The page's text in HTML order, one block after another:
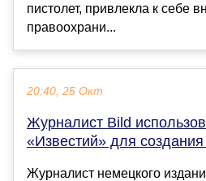
пистолет, привлекла к себе
правоохрани...
20:40, 25 Окт
Журналист Bild
«Известий» для
Журналист немецкого